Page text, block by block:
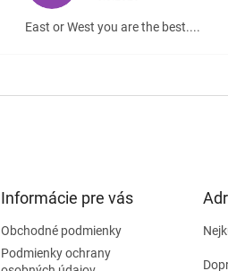
East or West you are the best....
Informácie pre vás
Obchodné podmienky
Podmienky ochrany